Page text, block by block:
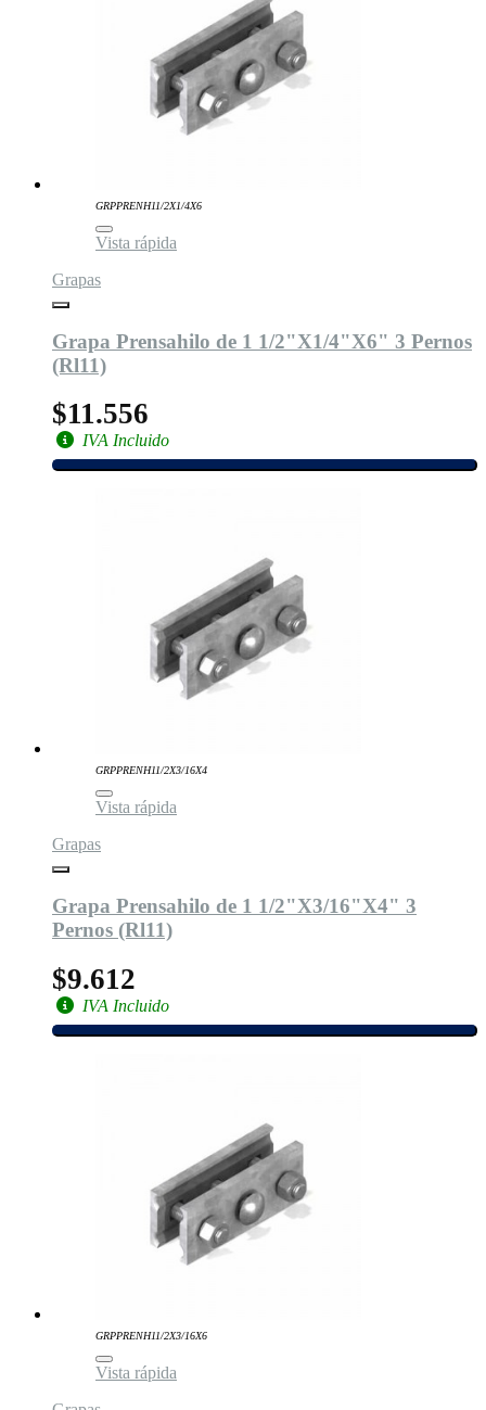
GRPPRENH11/2X1/4X6
Vista rápida
Grapas
Grapa Prensahilo de 1 1/2"X1/4"X6" 3 Pernos
(Rl11)
$11.556
IVA Incluido
GRPPRENH11/2X3/16X4
Vista rápida
Grapas
Grapa Prensahilo de 1 1/2"X3/16"X4" 3
Pernos (Rl11)
$9.612
IVA Incluido
GRPPRENH11/2X3/16X6
Vista rápida